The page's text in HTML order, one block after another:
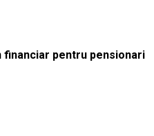
financiar pentru pensionari